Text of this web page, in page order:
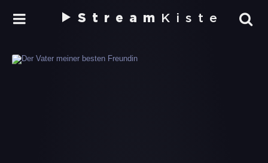
Stream Kiste